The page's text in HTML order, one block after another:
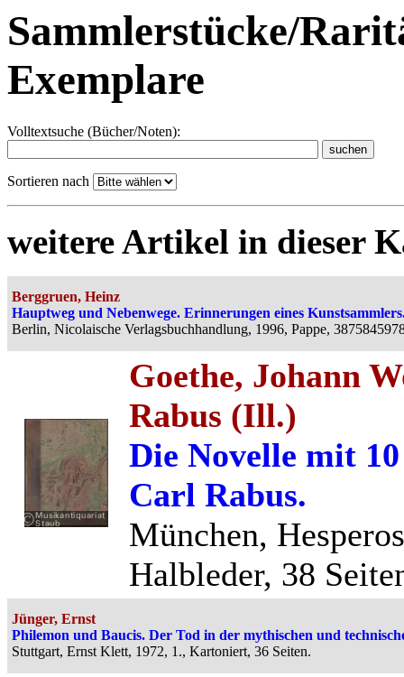
Sammlerstücke/
Exemplare
Volltextsuche (Bücher/Noten):
Sortieren nach
weitere Artikel in dieser
Berggruen, Heinz
Hauptweg und Nebenwege. Erinnerungen eines
Berlin, Nicolaische Verlagsbuchhandlung, 1996, Pappe,
Goethe, Johann
Rabus (Ill.)
Die Novelle mit
Carl Rabus.
München,
Halbleder, 38
Jünger, Ernst
Philemon und Baucis. Der Tod in der mythischen und
Stuttgart, Ernst Klett, 1972, 1., Kartoniert, 36 Seiten.